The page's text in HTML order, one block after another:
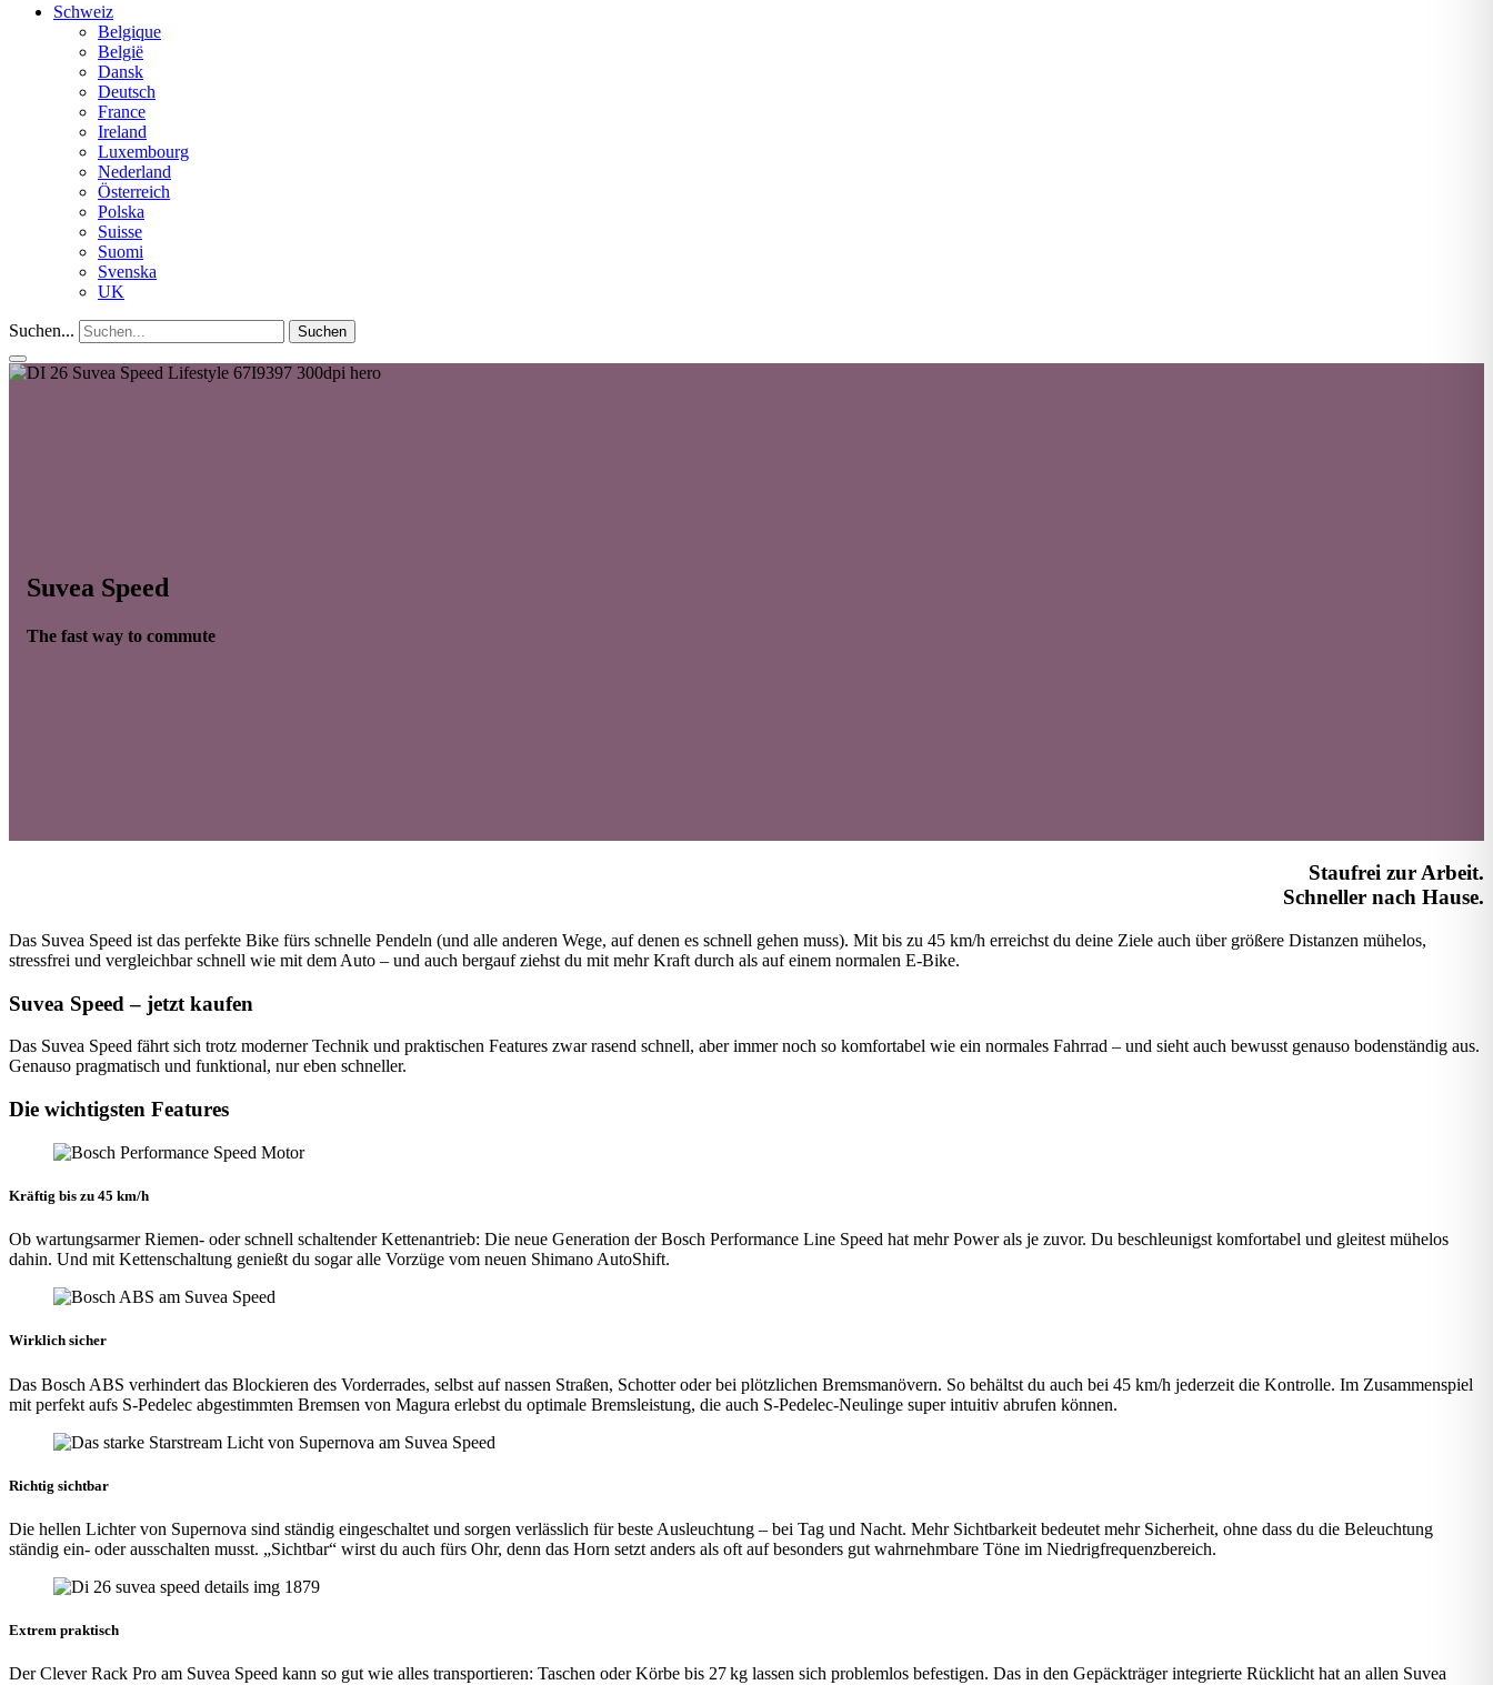
Schweiz
Belgique
België
Dansk
Deutsch
France
Ireland
Luxembourg
Nederland
Österreich
Polska
Suisse
Suomi
Svenska
UK
Suchen... Suchen
Suvea Speed
The fast way to commute
Staufrei zur Arbeit.
Schneller nach Hause.
Das Suvea Speed ist das perfekte Bike fürs schnelle Pendeln (und alle anderen Wege, auf denen es schnell gehen muss). Mit bis zu 45 km/h erreichst du deine Ziele auch über größere Distanzen mühelos,
stressfrei und vergleichbar schnell wie mit dem Auto – und auch bergauf ziehst du mit mehr Kraft durch als auf einem normalen E-Bike.
Suvea Speed– jetzt kaufen
Das Suvea Speed fährt sich trotz moderner Technik und praktischen Features zwar rasend schnell, aber immer noch so komfortabel wie ein normales Fahrrad – und sieht auch bewusst genauso bodenständig aus.
Genauso pragmatisch und funktional, nur eben schneller.
Die wichtigsten Features
Kräftig bis zu 45 km/h
Ob wartungsarmer Riemen- oder schnell schaltender Kettenantrieb: Die neue Generation der Bosch Performance Line Speed hat mehr Power als je zuvor. Du beschleunigst komfortabel und gleitest mühelos
dahin. Und mit Kettenschaltung genießt du sogar alle Vorzüge vom neuen Shimano AutoShift.
Wirklich sicher
Das Bosch ABS verhindert das Blockieren des Vorderrades, selbst auf nassen Straßen, Schotter oder bei plötzlichen Bremsmanövern. So behältst du auch bei 45 km/h jederzeit die Kontrolle. Im Zusammenspiel
mit perfekt aufs S-Pedelec abgestimmten Bremsen von Magura erlebst du optimale Bremsleistung, die auch S-Pedelec-Neulinge super intuitiv abrufen können.
Richtig sichtbar
Die hellen Lichter von Supernova sind ständig eingeschaltet und sorgen verlässlich für beste Ausleuchtung – bei Tag und Nacht. Mehr Sichtbarkeit bedeutet mehr Sicherheit, ohne dass du die Beleuchtung
ständig ein- oder ausschalten musst. „Sichtbar“ wirst du auch fürs Ohr, denn das Horn setzt anders als oft auf besonders gut wahrnehmbare Töne im Niedrigfrequenzbereich.
Extrem praktisch
Der Clever Rack Pro am Suvea Speed kann so gut wie alles transportieren: Taschen oder Körbe bis 27 kg lassen sich problemlos befestigen. Das in den Gepäckträger integrierte Rücklicht hat an allen Suvea